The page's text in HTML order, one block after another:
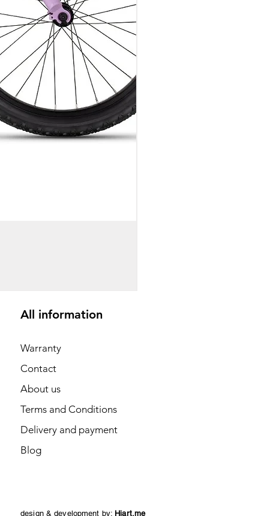
All information
Warranty
Contact
About us
Terms and Conditions
Delivery and payment
Blog
design & development by: Hiart.me